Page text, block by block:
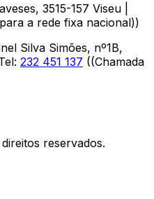
, 3515-157 Viseu
a rede fixa nacional))
Silva Simões, nº1B,
232 451 137 ((Chamada
reservados.